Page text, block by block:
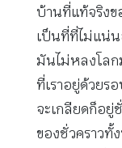
บ้านที่แท้จริง
เป็นที่ที่ไม่แน่
มันไม่หลงโล
ที่เราอยู่ด้วยร
จะเกลียดก็อยู่
ของชั่วคราวทั้